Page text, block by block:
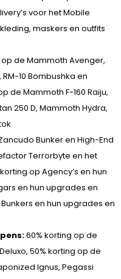
voor het Mobile
maskers en outfits
op de Mammoth Avenger,
10 Bombushka en
de Mammoth F-160 Raiju,
250 D, Mammoth Hydra,
Bunker en High-End
Terrorbyte en het
op Agency’s en hun
en hun upgrades en
en hun upgrades en
60% korting op de
50% korting op de
Ignus, Pegassi